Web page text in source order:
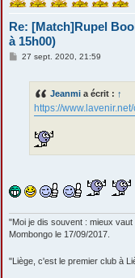
Re: [Match]Rupel
à 15h00)
M27 sept. 2020, 21:59
Jeanmi a écrit : ↑
https://
"Moi je dis souvent : mieux
Mombongo le 17/09/2017.
"Liège, c'est le premier club à